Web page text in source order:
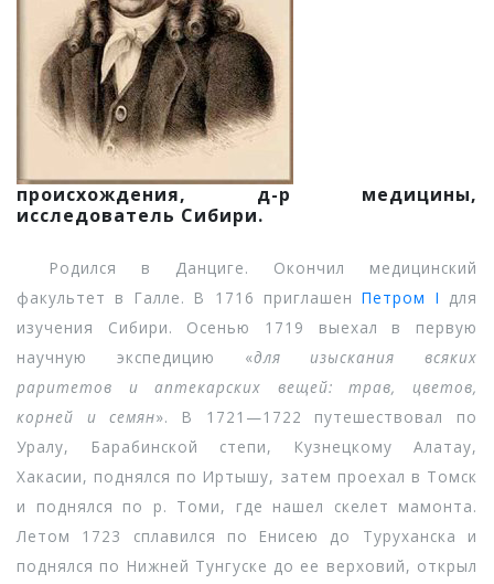
происхождения, д-р медицины,
исследователь Сибири.
Родился в Данциге. Окончил медицинский
факультет в Галле. В 1716 приглашенПетром I для
изучения Сибири. Осенью 1719 выехал в первую
научную экспедицию «для изыскания всяких
раритетов и аптекарских вещей: трав, цветов,
корней и семян». В 1721—1722 путешествовал по
Уралу, Барабинской степи, Кузнецкому Алатау,
Хакасии, поднялся по Иртышу, затем проехал в Томск
и поднялся по р. Томи, где нашел скелет мамонта.
Летом 1723 сплавился по Енисею до Туруханска и
поднялся по Нижней Тунгуске до ее верховий, открыл